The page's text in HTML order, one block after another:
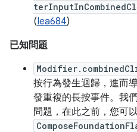
(Iea684)
已知問題
按行為發生迴歸，進而
發重複的長按事件。我
問題，在此之前，您可